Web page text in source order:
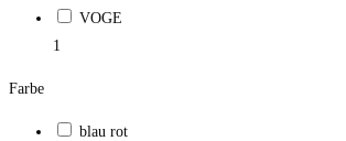
VOGE
1
Farbe
blau rot